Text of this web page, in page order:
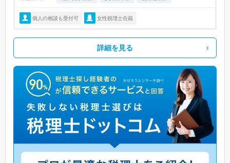
個人の相談も受付可 女性税理士在籍
詳細を見る